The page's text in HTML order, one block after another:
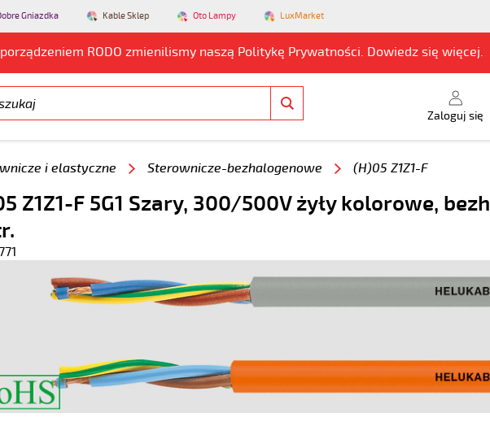
Gniazdka Kable Sklep Oto Lampy LuxMarket
RODO zmienilismy naszą Politykę Prywatności. Dowiedz się więcej.
Zaloguj się
i elastyczne Sterownicze-bezhalogenowe (H)05 Z1Z1-F
Z1Z1-F 5G1 Szary, 300/500V żyły kolorowe,